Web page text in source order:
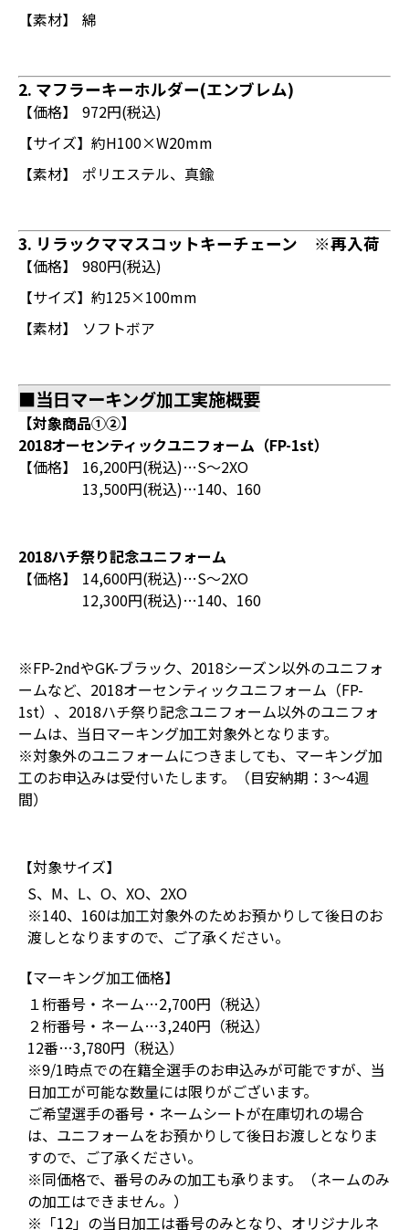
【素材】
綿
2. マフラーキーホルダー(エンブレム)
【価格】
972円(税込)
【サイズ】 約H100×W20mm
【素材】
ポリエステル、真鍮
3. リラックママスコットキーチェーン ※再入荷
【価格】
980円(税込)
【サイズ】 約125×100mm
【素材】
ソフトボア
■当日マーキング加工実施概要
【対象商品①②】
2018オーセンティックユニフォーム（FP-1st）
【価格】
16,200円(税込)…S～2XO
13,500円(税込)…140、160
2018ハチ祭り記念ユニフォーム
【価格】
14,600円(税込)…S～2XO
12,300円(税込)…140、160
※FP-2ndやGK-ブラック、2018シーズン以外のユニフォ
ームなど、2018オーセンティックユニフォーム（FP-
1st）、2018ハチ祭り記念ユニフォーム以外のユニフォ
ームは、当日マーキング加工対象外となります。
※対象外のユニフォームにつきましても、マーキング加
工のお申込みは受付いたします。（目安納期：3～4週
間）
【対象サイズ】
S、M、L、O、XO、2XO
※140、160は加工対象外のためお預かりして後日のお
渡しとなりますので、ご了承ください。
【マーキング加工価格】
１桁番号・ネーム…2,700円（税込）
２桁番号・ネーム…3,240円（税込）
12番…3,780円（税込）
※9/1時点での在籍全選手のお申込みが可能ですが、当
日加工が可能な数量には限りがございます。
ご希望選手の番号・ネームシートが在庫切れの場合
は、ユニフォームをお預かりして後日お渡しとなりま
すので、ご了承ください。
※同価格で、番号のみの加工も承ります。（ネームのみ
の加工はできません。）
※「12」の当日加工は番号のみとなり、オリジナルネ